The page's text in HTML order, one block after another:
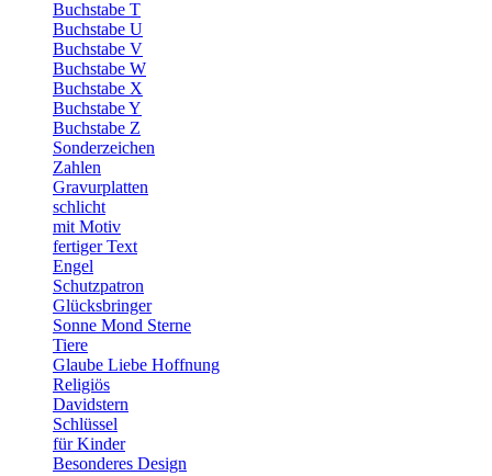
Buchstabe T
Buchstabe U
Buchstabe V
Buchstabe W
Buchstabe X
Buchstabe Y
Buchstabe Z
Sonderzeichen
Zahlen
Gravurplatten
schlicht
mit Motiv
fertiger Text
Engel
Schutzpatron
Glücksbringer
Sonne Mond Sterne
Tiere
Glaube Liebe Hoffnung
Religiös
Davidstern
Schlüssel
für Kinder
Besonderes Design